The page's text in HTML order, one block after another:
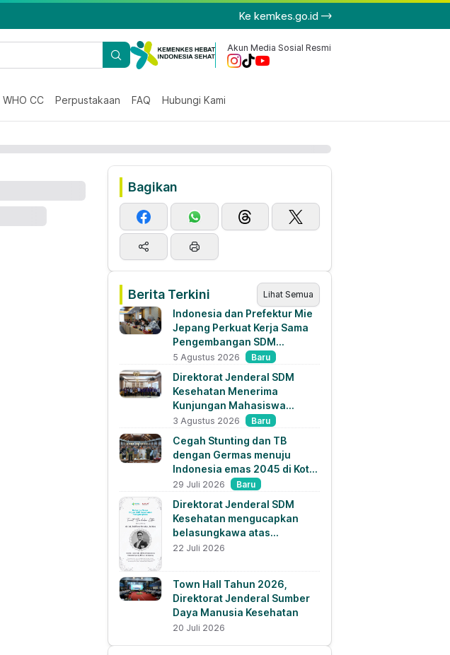
Ke kemkes.go.id
Akun Media Sosial Resmi
WHO CC Perpustakaan FAQ Hubungi Kami
Bagikan
Berita Terkini Lihat Semua
Indonesia dan Prefektur Mie
Jepang Perkuat Kerja Sama
Pengembangan SDM
Kesehatan dan Penempatan
Tenaga Kesehatan
5 Agustus 2026 Baru
Direktorat Jenderal SDM
Kesehatan Menerima
Kunjungan Mahasiswa
Pascasarjana Universitas
Strada Indonesia 2026
3 Agustus 2026 Baru
Cegah Stunting dan TB
dengan Germas menuju
Indonesia emas 2045 di Kota
Malang
29 Juli 2026 Baru
Direktorat Jenderal SDM
Kesehatan mengucapkan
belasungkawa atas
berpulangnya dr. M. Zulfikar
22 Juli 2026
Town Hall Tahun 2026,
Direktorat Jenderal Sumber
Daya Manusia Kesehatan
20 Juli 2026